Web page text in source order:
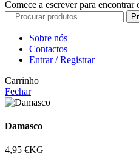
Comece a escrever para encontrar
Sobre nós
Contactos
Entrar / Registrar
Carrinho
Fechar
Damasco
4,95 €KG